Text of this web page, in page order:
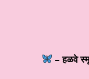
– हळवे